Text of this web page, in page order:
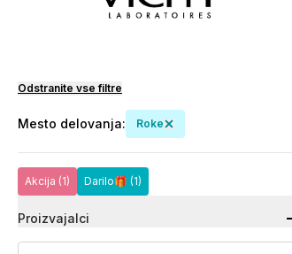
Odstranite vse filtre
Mesto delovanja: Roke
Akcija (1) Darilo🎁 (1)
Proizvajalci